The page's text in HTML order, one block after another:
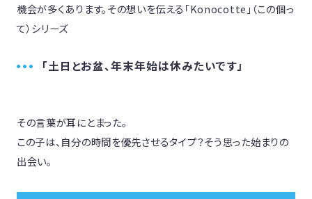
機会が多くあります。その想いを伝える「Konocotte」（この個っ
て）シリーズ
「土日とお盆、年末年始は休みたいです」
その言葉が耳にとまった。
この子は、自分の時間を優先させるタイプ？そう思った始まりの
出会い。